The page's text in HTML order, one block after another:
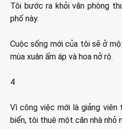
Tôi bước ra khỏi văn phòng
phố này.
Cuộc sống mới của tôi sẽ ở
mùa xuân ấm áp và hoa nở rộ.
4
Vì công việc mới là giảng
biển, tôi thuê một căn nhà nhỏ